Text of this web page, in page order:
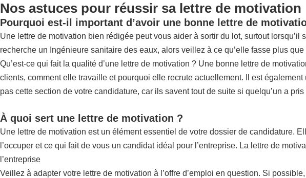
Nos astuces pour réussir sa lettre de motivation
Pourquoi est-il important d’avoir une bonne lettre de
Une lettre de motivation bien rédigée peut vous aider à sortir du lot, surtout
recherche un Ingénieure sanitaire des eaux, alors veillez à ce qu’elle fasse plus que
Qu’est-ce qui fait la qualité d’une lettre de motivation ? Une bonne lettre de
clients, comment elle travaille et pourquoi elle recrute actuellement. Il est
pas cette section de votre candidature, car ils savent tout de suite si quelqu’un a
À quoi sert une lettre de motivation ?
Une lettre de motivation est un élément essentiel de votre dossier de candidature.
l’occuper et ce qui fait de vous un candidat idéal pour l’entreprise. La lettre de
l’entreprise
Veillez à adapter votre lettre de motivation à l’offre d’emploi en question. Si